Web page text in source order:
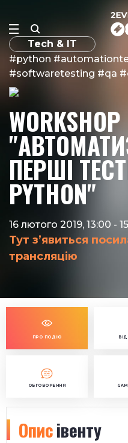
Tech & IT
#python
#softwaretesting #qa
WORKSHOP
ПЕРШІ
PYTHON"
16 лютого 2019, 13:00 -
Тут з’явиться
трансляцію
ПРО ПОДІЮ
ОБГОВОРЕННЯ
Описівенту